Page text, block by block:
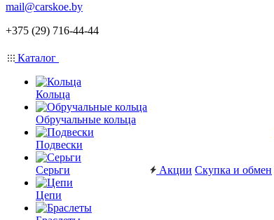
mail@carskoe.by
+375 (29) 716-44-44
Каталог
Кольца
Обручальные кольца
Подвески
Серьги
Цепи
Акции Скупка и обмен